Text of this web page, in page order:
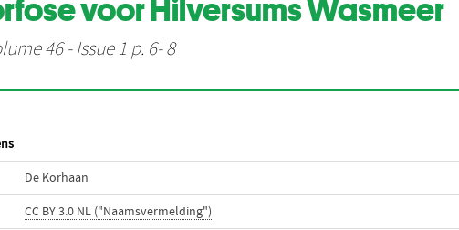
voor Hilversums Wasmeer
46 - Issue 1 p. 6- 8
De Korhaan
CC BY 3.0 NL ("Naamsvermelding")